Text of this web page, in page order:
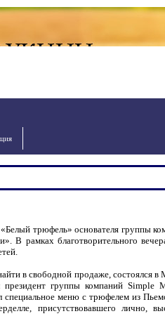
трюфель» основателя группы
В рамках благотворительного
в свободной продаже, состоялся в
группы компаний Simple
меню с трюфелем из
присутствовавшего лично,